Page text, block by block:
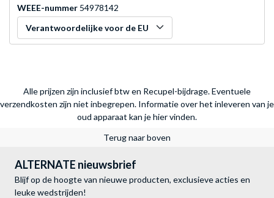
WEEE-nummer 54978142
Verantwoordelijke voor de EU
Alle prijzen zijn inclusief btw en Recupel-bijdrage. Eventuele
verzendkosten zijn niet inbegrepen. Informatie over het inleveren van je
oud apparaat kan je hier vinden.
Terug naar boven
ALTERNATE nieuwsbrief
Blijf op de hoogte van nieuwe producten, exclusieve acties en
leuke wedstrijden!